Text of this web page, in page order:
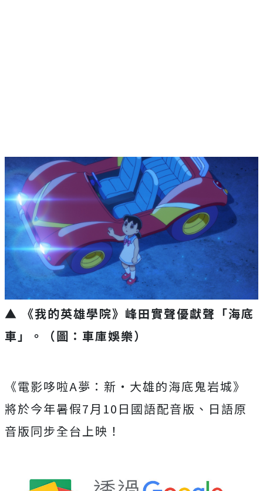
▲ 《我的英雄學院》峰田實聲優獻聲「海底
車」。（圖：車庫娛樂）
《電影哆啦A夢：新‧ 大雄的海底鬼岩城》
將於今年暑假7月 10 日國語配音版、 日語原
音版同步全台上映！